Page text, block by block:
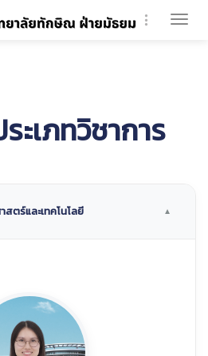
ะเภทวิชาการ
สตร์และเทคโนโลยี